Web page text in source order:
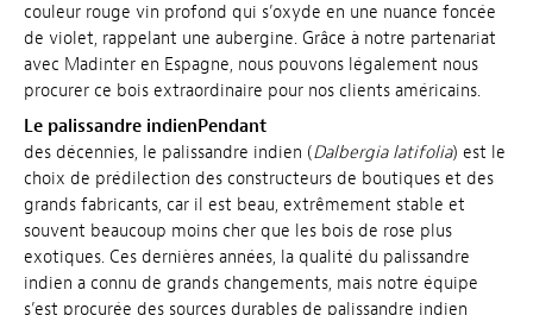
couleur rouge vin profond qui s’oxyde en une nuance foncée
de violet, rappelant une aubergine. Grâce à notre partenariat
avec Madinter en Espagne, nous pouvons légalement nous
procurer ce bois extraordinaire pour nos clients américains.
Le palissandre indienPendant
des décennies, le palissandre indien (Dalbergia latifolia) est le
choix de prédilection des constructeurs de boutiques et des
grands fabricants, car il est beau, extrêmement stable et
souvent beaucoup moins cher que les bois de rose plus
exotiques. Ces dernières années, la qualité du palissandre
indien a connu de grands changements, mais notre équipe
s’est procurée des sources durables de palissandre indien